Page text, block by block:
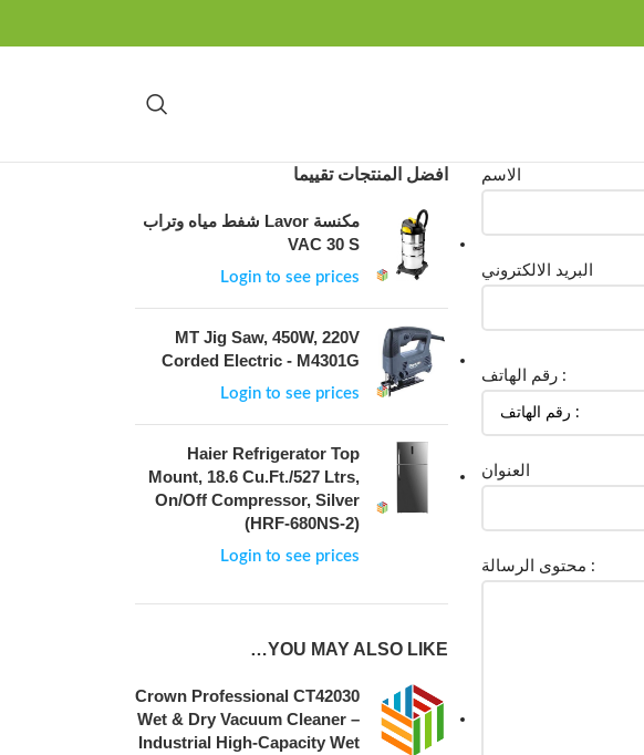
الاسم
البريد الالكتروني
رقم الهاتف :
العنوان
محتوى الرسالة :
افضل المنتجات تقييما
مكنسة Lavor شفط مياه وتراب
VAC 30 S
Login to see prices
MT Jig Saw, 450W, 220V
Corded Electric - M4301G
Login to see prices
Haier Refrigerator Top
Mount, 18.6 Cu.Ft./527 Ltrs,
On/Off Compressor, Silver
(HRF-680NS-2)
Login to see prices
YOU MAY ALSO LIKE…
Crown Professional CT42030
Wet & Dry Vacuum Cleaner –
Industrial High-Capacity Wet